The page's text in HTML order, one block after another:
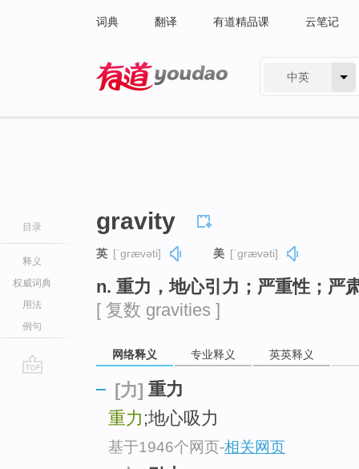
词典 翻译 有道精品课 云笔记
中英
目录
释义
权威词典
用法
例句
gravity
英 [ˈɡrævəti] 美 [ˈɡrævəti]
n. 重力，地心引力；严重性；严
[ 复数 gravities ]
网络释义 专业释义 英英释义
[力] 重力
重力 ;地心吸力
基于1946个网页-相关网页